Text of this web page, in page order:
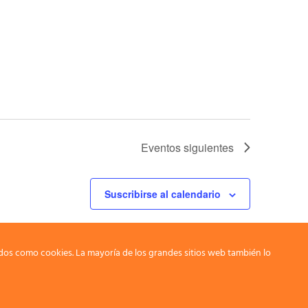
Eventossiguientes
Suscribirse al calendario
como cookies. La mayoría de los grandes sitios web también lo